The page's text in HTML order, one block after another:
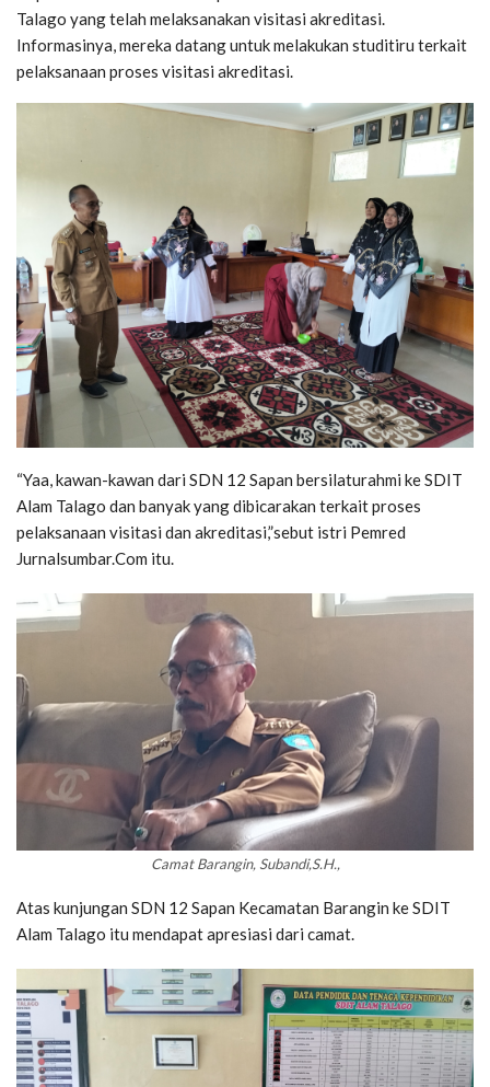
Talago yang telah melaksanakan visitasi akreditasi.
Informasinya, mereka datang untuk melakukan studitiru terkait
pelaksanaan proses visitasi akreditasi.
“Yaa, kawan-kawan dari SDN 12 Sapan bersilaturahmi ke SDIT
Alam Talago dan banyak yang dibicarakan terkait proses
pelaksanaan visitasi dan akreditasi,”sebut istri Pemred
Jurnalsumbar.Com itu.
Camat Barangin, Subandi,S.H.,
Atas kunjungan SDN 12 Sapan Kecamatan Barangin ke SDIT
Alam Talago itu mendapat apresiasi dari camat.